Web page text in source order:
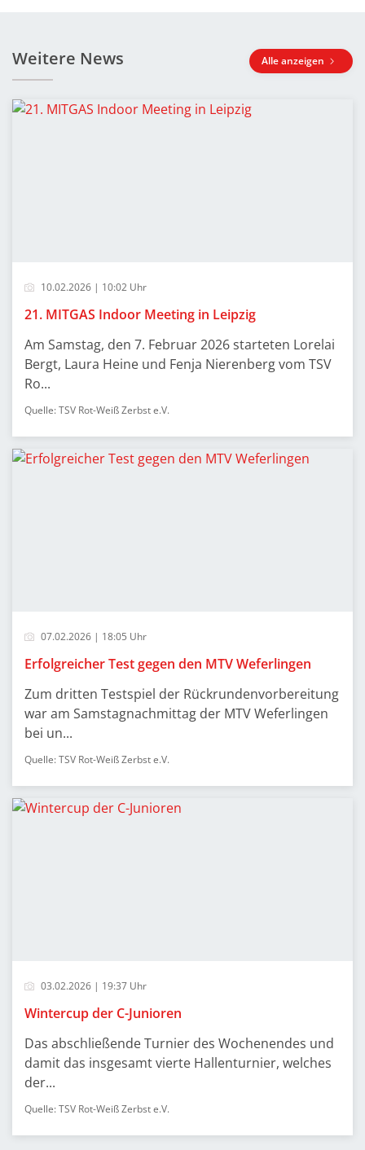
Weitere News Alle anzeigen
10.02.2026 | 10:02 Uhr
21. MITGAS Indoor Meeting in Leipzig
Am Samstag, den 7. Februar 2026 starteten Lorelai
Bergt, Laura Heine und Fenja Nierenberg vom TSV
Ro...
Quelle: TSV Rot-Weiß Zerbst e.V.
07.02.2026 | 18:05 Uhr
Erfolgreicher Test gegen den MTV Weferlingen
Zum dritten Testspiel der Rückrundenvorbereitung
war am Samstagnachmittag der MTV Weferlingen
bei un...
Quelle: TSV Rot-Weiß Zerbst e.V.
03.02.2026 | 19:37 Uhr
Wintercup der C-Junioren
Das abschließende Turnier des Wochenendes und
damit das insgesamt vierte Hallenturnier, welches
der...
Quelle: TSV Rot-Weiß Zerbst e.V.